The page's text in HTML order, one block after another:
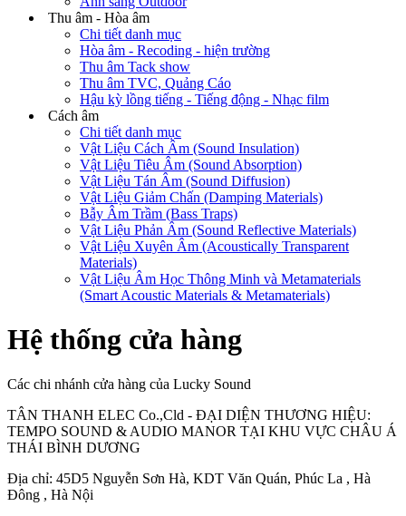
Thu âm - Hòa âm
Chi tiết danh mục
Hòa âm - Recoding - hiện trường
Thu âm Tack show
Thu âm TVC, Quảng Cáo
Hậu kỳ lồng tiếng - Tiếng động - Nhạc film
Cách âm
Chi tiết danh mục
Vật Liệu Cách Âm (Sound Insulation)
Vật Liệu Tiêu Âm (Sound Absorption)
Vật Liệu Tán Âm (Sound Diffusion)
Vật Liệu Giảm Chấn (Damping Materials)
Bẫy Âm Trầm (Bass Traps)
Vật Liệu Phản Âm (Sound Reflective Materials)
Vật Liệu Xuyên Âm (Acoustically Transparent
Materials)
Vật Liệu Âm Học Thông Minh và Metamaterials
(Smart Acoustic Materials & Metamaterials)
Hệ thống cửa hàng
Các chi nhánh cửa hàng của Lucky Sound
TÂN THANH ELEC Co.,Cld - ĐẠI DIỆN THƯƠNG HIỆU:
TEMPO SOUND & AUDIO MANOR TẠI KHU VỰC CHÂU Á
THÁI BÌNH DƯƠNG
Địa chỉ: 45D5 Nguyễn Sơn Hà, KDT Văn Quán, Phúc La , Hà
Đông , Hà Nội